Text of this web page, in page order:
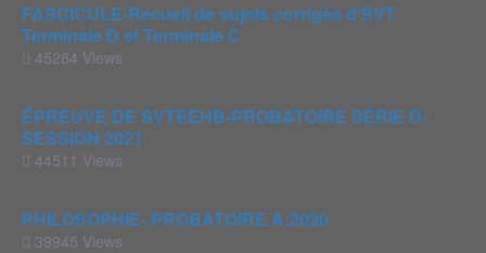
FASCICULE-Recueil de sujets corrigés d’SVT
Terminale D et Terminale C
45284 Views
ÉPREUVE DE SVTEEHB-PROBATOIRE SÉRIE D-
SESSION 2021
44511 Views
PHILOSOPHIE- PROBATOIRE A:2020
39945 Views